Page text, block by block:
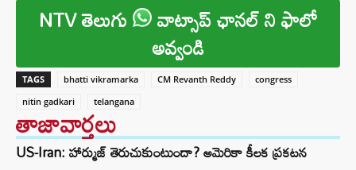
NTV తెలుగు వాట్సాప్ ఛానల్ ని ఫాలో
అవ్వండి
TAGS bhatti vikramarka CM Revanth Reddy
congress
nitin gadkari
telangana
తాజావార్తలు
US-Iran: హార్ముజ్ తెరుచుకుంటుందా? అమెరికా కీలక ప్రకటన